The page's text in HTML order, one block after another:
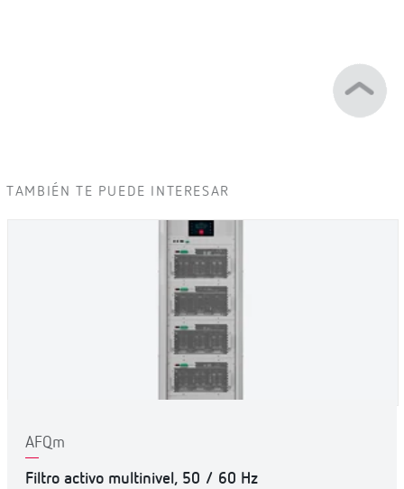
TAMBIÉN TE PUEDE INTERESAR
AFQm
Filtro activo multinivel, 50 / 60 Hz